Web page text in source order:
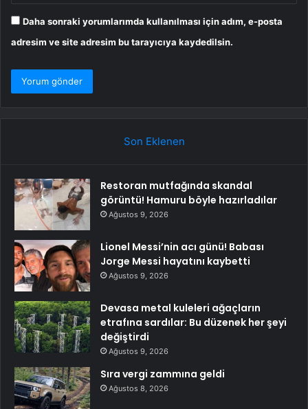
Daha sonraki yorumlarımda kullanılması için adım, e-posta
adresim ve site adresim bu tarayıcıya kaydedilsin.
Son Eklenen
Restoran mutfağında skandal
görüntü! Hamuru böyle hazırladılar
Ağustos 9, 2026
Lionel Messi’nin acı günü! Babası
Jorge Messi hayatını kaybetti
Ağustos 9, 2026
Devasa metal kuleleri ağaçların
etrafına sardılar: Bu düzenek her şeyi
değiştirdi
Ağustos 9, 2026
Sıra vergi zammına geldi
Ağustos 8, 2026